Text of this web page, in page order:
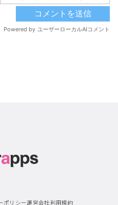
ポリシー運営会社利用規約